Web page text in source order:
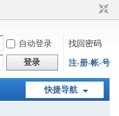
自动登录
找回密码
登录 注-册-帐-号
快捷导航